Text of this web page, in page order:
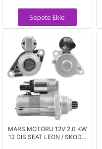
Sepete Ekle
MARS MOTORU 12V 2,0 KW
12 DIS SEAT LEON / SKODA